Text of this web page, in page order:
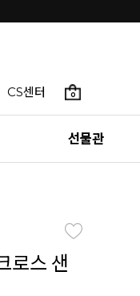
CS센터 0
선물관
로스 샌